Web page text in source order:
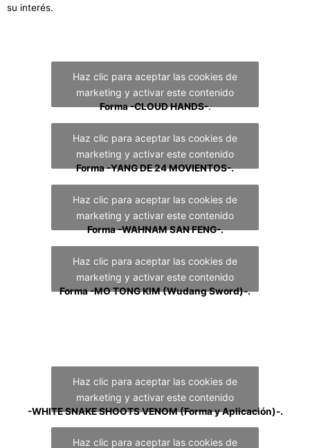
su interés.
FORMAS DE TAICHICHUAN
Haz clic para aceptar las cookies de
marketing y activar este contenido
Forma -CLOUD HANDS-.
Haz clic para aceptar las cookies de
marketing y activar este contenido
Forma -YANG DE 24 MOVIENTOS-.
Haz clic para aceptar las cookies de
marketing y activar este contenido
Forma -WAHNAM SAN FENG-.
Haz clic para aceptar las cookies de
marketing y activar este contenido
Forma -MO TONG KIM (Wudang Sword)-.
APLICACIONES
Haz clic para aceptar las cookies de
marketing y activar este contenido
-WHITE SNAKE SHOOTS VENOM (Forma y Aplicación)-.
Haz clic para aceptar las cookies de